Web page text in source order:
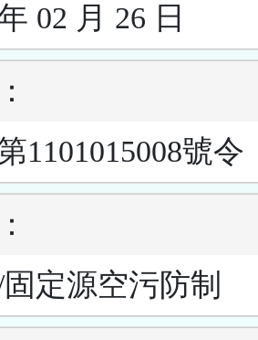
02 月 26 日
1101015008號令
定源空污防制